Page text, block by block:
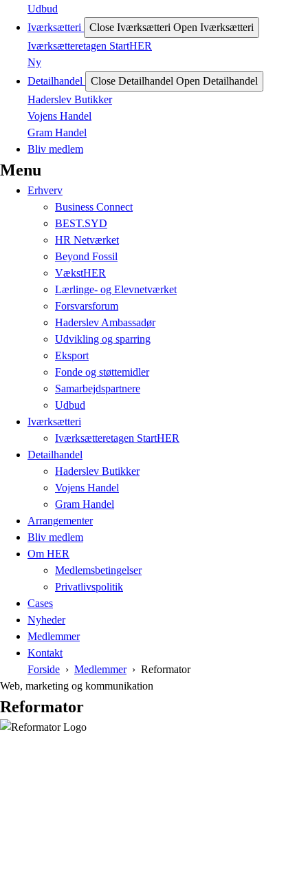
Udbud
Iværksætteri
Close Iværksætteri Open Iværksætteri
Iværksætteretagen StartHER
Ny
Detailhandel
Close Detailhandel Open Detailhandel
Haderslev Butikker
Vojens Handel
Gram Handel
Bliv medlem
Menu
Erhverv
Business Connect
BEST.SYD
HR Netværket
Beyond Fossil
VækstHER
Lærlinge- og Elevnetværket
Forsvarsforum
Haderslev Ambassadør
Udvikling og sparring
Eksport
Fonde og støttemidler
Samarbejdspartnere
Udbud
Iværksætteri
Iværksætteretagen StartHER
Detailhandel
Haderslev Butikker
Vojens Handel
Gram Handel
Arrangementer
Bliv medlem
Om HER
Medlemsbetingelser
Privatlivspolitik
Cases
Nyheder
Medlemmer
Kontakt
Forside
Medlemmer
Reformator
Web, marketing og kommunikation
Reformator